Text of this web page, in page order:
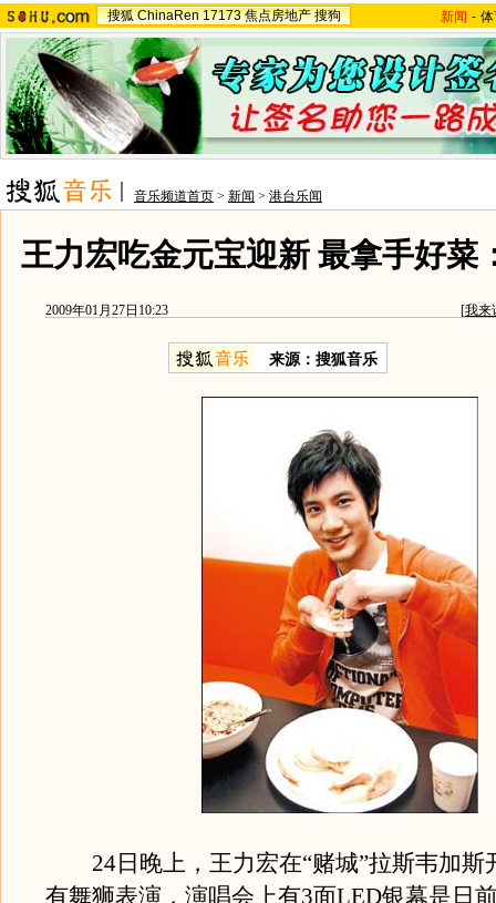
搜狐 ChinaRen 17173 焦点房地产 搜狗 新闻 -
音乐频道首页 > 新闻 > 港台乐闻
王力宏吃金元宝迎新 最拿手好菜
2009年01月27日10:23 [我来
来源： 搜狐音乐
24日晚上，王力宏在“赌城”拉斯韦加斯
有舞狮表演，演唱会上有3面LED银幕是日